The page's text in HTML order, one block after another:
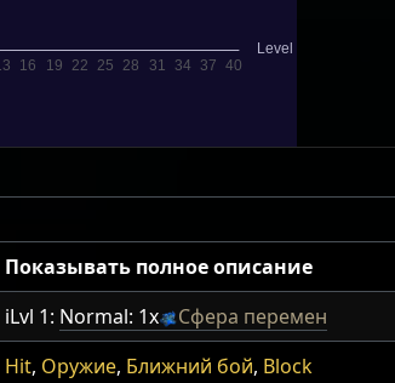
Показывать полное описание
iLvl 1: Normal: 1x
Сфера перемен
Hit, Оружие, Ближний бой, Block